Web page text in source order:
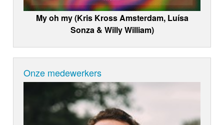
My oh my (Kris Kross Amsterdam, Luísa
Sonza & Willy William)
Onze medewerkers